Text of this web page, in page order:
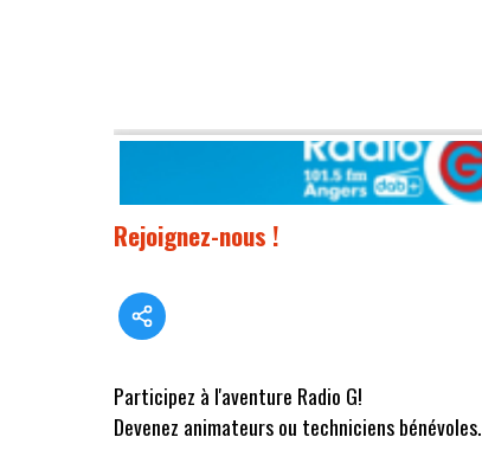
Rejoignez-nous !
Participez à l'aventure Radio G!
Devenez animateurs ou techniciens bénévoles.